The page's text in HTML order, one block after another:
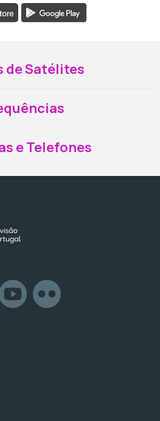
de Satélites
e Telefones